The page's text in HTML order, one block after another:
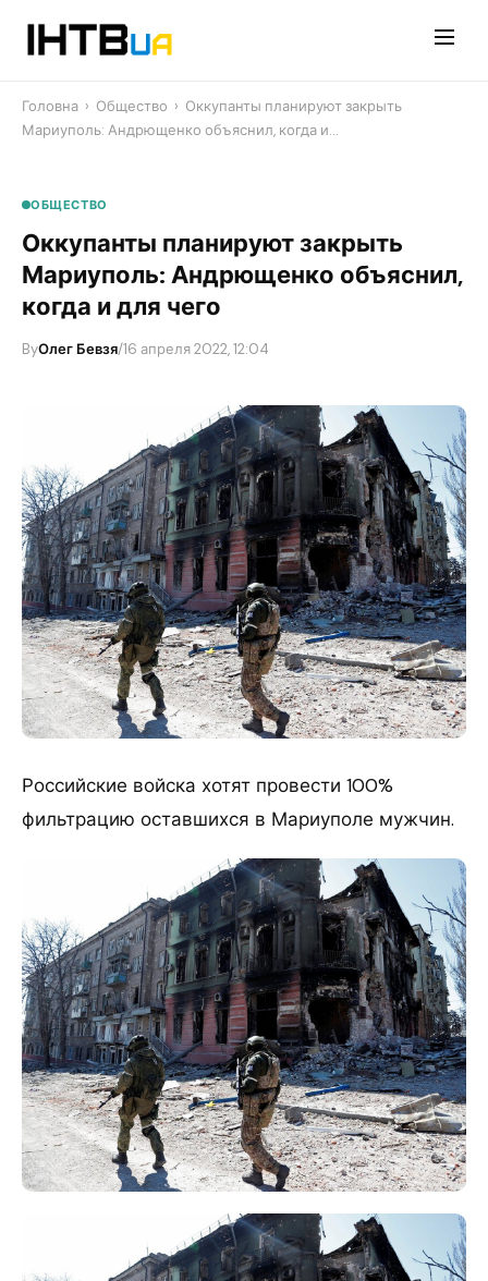
Головна › Общество › ​Оккупанты планируют закрыть
Мариуполь: Андрющенко объяснил, когда и…
ОБЩЕСТВО
​Оккупанты планируют закрыть
Мариуполь: Андрющенко объяснил,
когда и для чего
ByОлег Бевзя/16 апреля 2022, 12:04
Российские войска хотят провести 100%
фильтрацию оставшихся в Мариуполе мужчин.